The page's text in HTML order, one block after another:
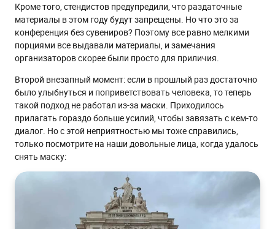
Кроме того, стендистов предупредили, что раздаточные
материалы в этом году будут запрещены. Но что это за
конференция без сувениров? Поэтому все равно мелкими
порциями все выдавали материалы, и замечания
организаторов скорее были просто для приличия.
Второй внезапный момент: если в прошлый раз достаточно
было улыбнуться и поприветствовать человека, то теперь
такой подход не работал из-за маски. Приходилось
прилагать гораздо больше усилий, чтобы завязать с кем-то
диалог. Но с этой неприятностью мы тоже справились,
только посмотрите на наши довольные лица, когда удалось
снять маску: